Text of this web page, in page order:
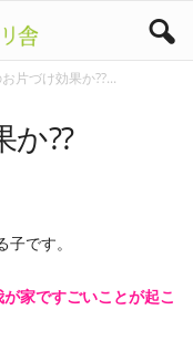
片づけ効果か??...
か??
です。
が家ですごいことが起こ